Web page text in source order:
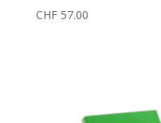
CHF57.00